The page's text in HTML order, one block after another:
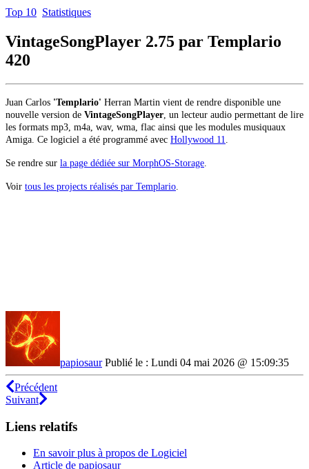
Top 10 Statistiques
VintageSongPlayer 2.75 par Templario
420
Juan Carlos 'Templario' Herran Martin vient de rendre disponible une
nouvelle version de VintageSongPlayer , un lecteur audio permettant de lire
les formats mp3, m4a, wav, wma, flac ainsi que les modules musiquaux
Amiga. Ce logiciel a été programmé avec Hollywood 11
Se rendre sur la page dédiée sur MorphOS-Storage
Voir tous les projects réalisés par Templario
papiosaurPublié le : Lundi 04 mai 2026 @ 15:09:35
Précédent
Suivant
Liens relatifs
En savoir plus à propos de Logiciel
Article de papiosaur